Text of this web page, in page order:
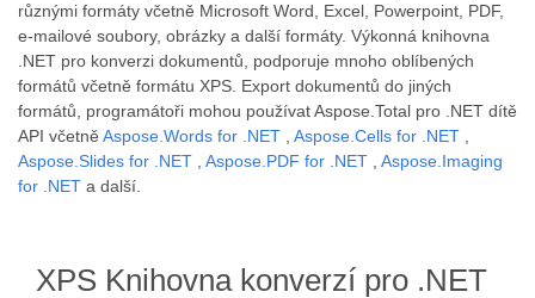
různými formáty včetně Microsoft Word, Excel, Powerpoint, PDF,
e-mailové soubory, obrázky a další formáty. Výkonná knihovna
.NET pro konverzi dokumentů, podporuje mnoho oblíbených
formátů včetně formátu XPS. Export dokumentů do jiných
formátů, programátoři mohou používat Aspose.Total pro .NET dítě
API včetně Aspose.Words for .NET Aspose.Cells for .NET
Aspose.Slides for .NET
Aspose.PDF for .NET
Aspose.Imaging
for .NET a další.
XPS Knihovna konverzí pro .NET